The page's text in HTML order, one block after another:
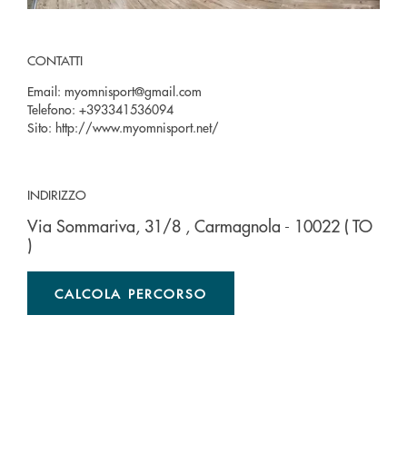
CONTATTI
Email: myomnisport@gmail.com
Telefono: +393341536094
Sito: http://www.myomnisport.net/
INDIRIZZO
Via Sommariva, 31/8 , Carmagnola - 10022 ( TO
)
CALCOLA PERCORSO